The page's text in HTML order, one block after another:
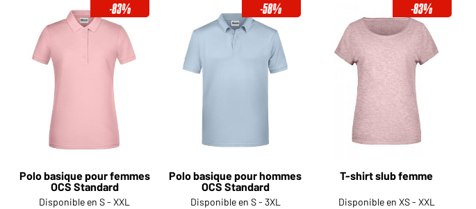
Devenez client maintenant!
Voudriez-vous acheter des
produits pour votre besoin privé?
Chemin d'accès au shop des
-83%
Polo basique pour femmes
OCS Standard
Disponible en S - XXL
-58%
Polo basique pour hommes
OCS Standard
Disponible en S - 3XL
-83%
T-shirt slub femme
Disponible en XS - XXL